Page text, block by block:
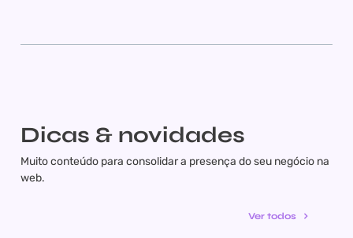
Dicas & novidades
Muito conteúdo para consolidar a presença do seu negócio na
web.
Ver todos